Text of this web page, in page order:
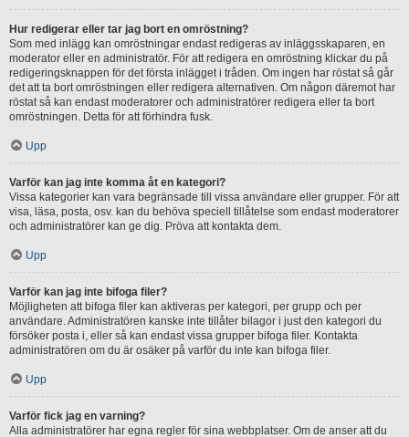
Hur redigerar eller tar jag bort en omröstning?
Som med inlägg kan omröstningar endast redigeras av inläggsskaparen, en
moderator eller en administratör. För att redigera en omröstning klickar du på
redigeringsknappen för det första inlägget i tråden. Om ingen har röstat så går
det att ta bort omröstningen eller redigera alternativen. Om någon däremot har
röstat så kan endast moderatorer och administratörer redigera eller ta bort
omröstningen. Detta för att förhindra fusk.
Upp
Varför kan jag inte komma åt en kategori?
Vissa kategorier kan vara begränsade till vissa användare eller grupper. För att
visa, läsa, posta, osv. kan du behöva speciell tillåtelse som endast moderatorer
och administratörer kan ge dig. Pröva att kontakta dem.
Upp
Varför kan jag inte bifoga filer?
Möjligheten att bifoga filer kan aktiveras per kategori, per grupp och per
användare. Administratören kanske inte tillåter bilagor i just den kategori du
försöker posta i, eller så kan endast vissa grupper bifoga filer. Kontakta
administratören om du är osäker på varför du inte kan bifoga filer.
Upp
Varför fick jag en varning?
Alla administratörer har egna regler för sina webbplatser. Om de anser att du